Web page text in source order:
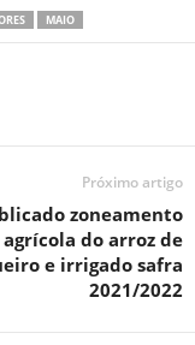
MAIO
Próximo artigo
zoneamento
agrícola do arroz de
e irrigado safra
2021/2022